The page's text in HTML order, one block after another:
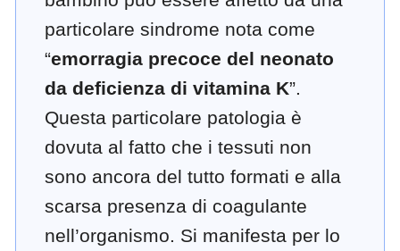
particolare sindrome nota come
“emorragia precoce del neonato
da deficienza di vitamina K”.
Questa particolare patologia è
dovuta al fatto che i tessuti non
sono ancora del tutto formati e alla
scarsa presenza di coagulante
nell’organismo. Si manifesta per lo